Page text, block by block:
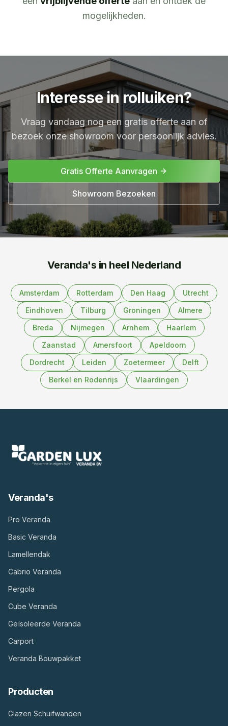
mogelijkheden.
Interesse in rolluiken?
Vraag vandaag nog een gratis offerte aan of
bezoek onze showroom voor persoonlijk advies.
Gratis Offerte Aanvragen
Showroom Bezoeken
Veranda's in heel Nederland
Amsterdam Rotterdam Den Haag
Utrecht
Eindhoven
Tilburg Groningen
Almere
Breda
Nijmegen Arnhem
Haarlem
Zaanstad
Amersfoort
Apeldoorn
Dordrecht
Leiden Zoetermeer
Delft
Berkel en Rodenrijs
Vlaardingen
Veranda's
Pro Veranda
Basic Veranda
Lamellendak
Cabrio Veranda
Pergola
Cube Veranda
Geïsoleerde Veranda
Carport
Veranda Bouwpakket
Producten
Glazen Schuifwanden